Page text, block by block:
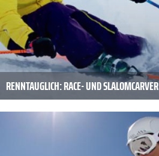
RENNTAUGLICH: RACE- UND SLALOMCARVER